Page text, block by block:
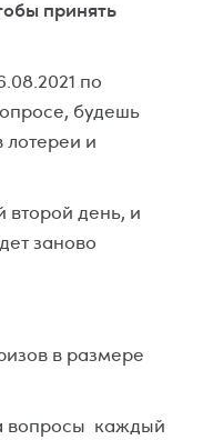
принять
по
будешь
лотереи и
день, и
заново
в размере
вопросы каждый